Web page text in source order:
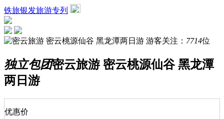
铁旅银发旅游专列
游客关注： 7714位
独立包团密云旅游 密云桃源仙谷 黑龙潭
两日游
优惠价